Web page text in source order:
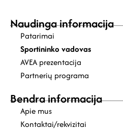
Naudinga informacija
Patarimai
Sportininko vadovas
AVEA prezentacija
Partnerių programa
Bendra informacija
Apie mus
Kontaktai/rekvizitai